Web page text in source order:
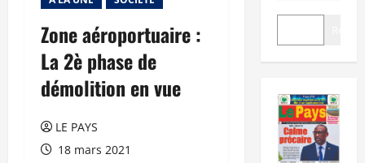
Zone aéroportuaire :
La 2è phase de
démolition en vue
LE PAYS
18 mars 2021